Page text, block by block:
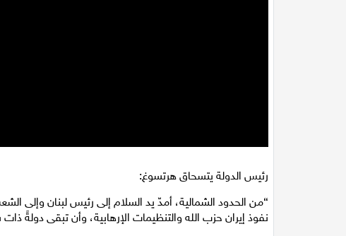
رئيس الدولة يتسحاق هرتسوغ:
“من الحدود الشمالية، أمدّ يد السلام إلى رئيس لبنان وإلى
نفوذ إيران حزب الله والتنظيمات الإرهابية، وأن تبقى دولةً